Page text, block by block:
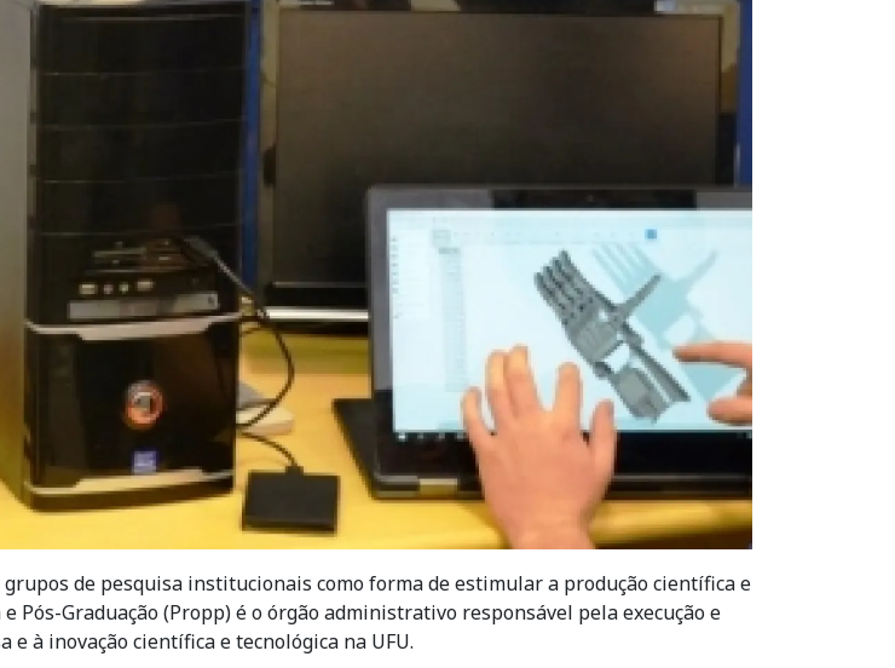
de pesquisa institucionais como forma de estimular a produção científica e
Pós-Graduação (Propp) é o órgão administrativo responsável pela execução e
à inovação científica e tecnológica na UFU.